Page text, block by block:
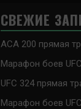
СВЕЖИЕ
ACA 200 прямая
Марафон боев
UFC 324 прямая
Марафон боев